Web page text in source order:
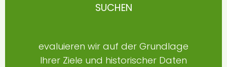
SUCHEN
evaluieren wir auf der Grundlage
Ihrer Ziele und historischer Daten